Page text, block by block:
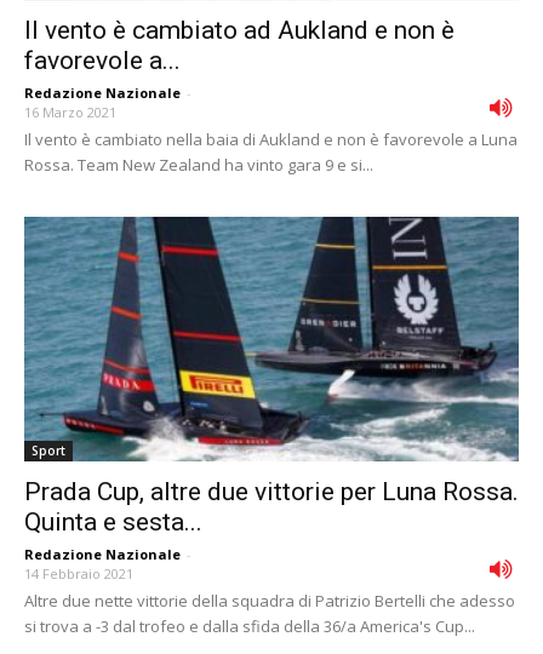
Il vento è cambiato ad Aukland e non è
favorevole a...
Redazione Nazionale -
16 Marzo 2021
Il vento è cambiato nella baia di Aukland e non è favorevole a Luna
Rossa. Team New Zealand ha vinto gara 9 e si...
Sport
Prada Cup, altre due vittorie per Luna Rossa.
Quinta e sesta...
Redazione Nazionale -
14 Febbraio 2021
Altre due nette vittorie della squadra di Patrizio Bertelli che adesso
si trova a -3 dal trofeo e dalla sfida della 36/a America's Cup...